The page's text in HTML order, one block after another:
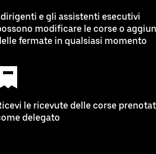
e gli assistenti esecutivi
modificare le corse o
fermate in qualsiasi momento
le ricevute delle corse
delegato